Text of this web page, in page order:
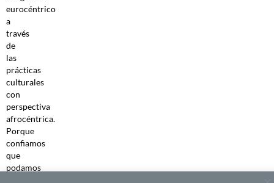
eurocéntrico
a
través
de
las
prácticas
culturales
con
perspectiva
afrocéntrica.
Porque
confiamos
que
podamos